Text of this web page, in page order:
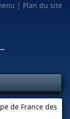
Plan du site
de France des